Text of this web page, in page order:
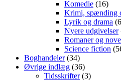
Komedie (16)
Krimi, spænding
Lyrik og drama
Nyere udgivelser
Romaner og
Science fiction
Boghandeler(34)
Øvrige indlæg (36)
Tidsskrifter(3)